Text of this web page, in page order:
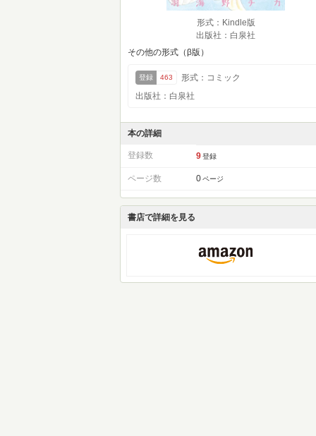
形式：Kindle版
出版社：白泉社
その他の形式（β版）
登録 463
形式：コミック
出版社：白泉社
本の詳細
登録数 9 登録
ページ数 0 ページ
書店で詳細を見る